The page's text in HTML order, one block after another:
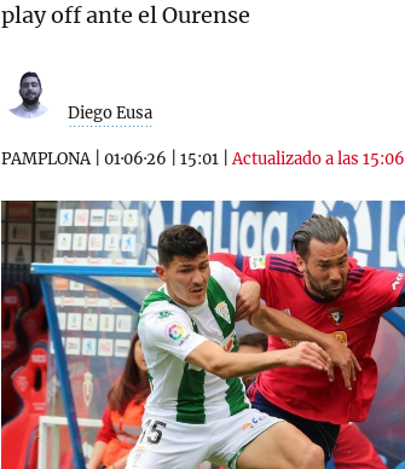
play off ante el Ourense
Diego Eusa
PAMPLONA| 01·06·26 15:01 |Actualizado a las 15:06